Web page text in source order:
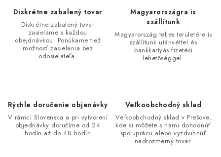
Diskrétne zabalený tovar
Diskrétne zabalený tovar
zasielame s každou
obejdnávkou. Ponúkame tiež
možnosť zasielania bez
odosielateľa.
Magyarországra is
szállítunk
Magyarország teljes területére is
szállítunk utánvéttel és
bankkartyás fizetési
lehetöséggel.
Rýchle doručenie objenávky
V rámci Slovenska a pri vytvorení
objednávky doručíme od 24
hodín až do 48 hodín
Veľkoobchodný sklad
Veľkoobchodný sklad v Prešove,
kde si môžete s nami dohodnúť
spoluprácu alebo vyzdvihnúť
nadrozmerný tovar.